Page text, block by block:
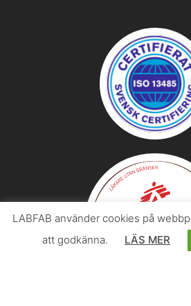
LABFAB använder cookies på
att godkänna.
LÄS MER